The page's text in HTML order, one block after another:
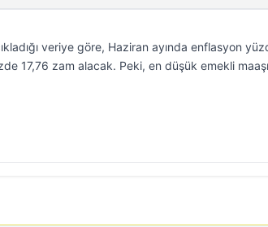
veriye göre, Haziran ayında enflasyon
17,76 zam alacak. Peki, en düşük emekli